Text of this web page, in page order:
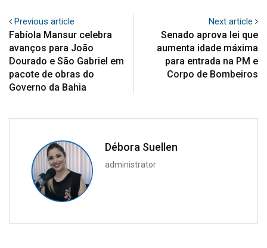
Previous article
Fabíola Mansur celebra
avanços para João
Dourado e São Gabriel em
pacote de obras do
Governo da Bahia
Next article
Senado aprova lei que
aumenta idade máxima
para entrada na PM e
Corpo de Bombeiros
Débora Suellen
administrator